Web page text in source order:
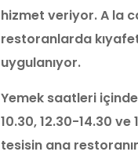
hizmet veriyor. A la
restoranlarda
uygulanıyor.
Yemek saatleri
10.30, 12.30-14.30 ve
tesisin ana